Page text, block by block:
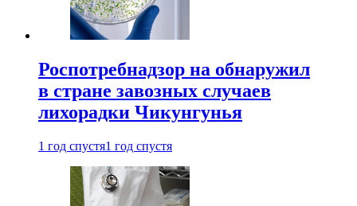
Роспотребнадзор на обнаружил
в стране завозных случаев
лихорадки Чикунгунья
1 год спустя1 год спустя